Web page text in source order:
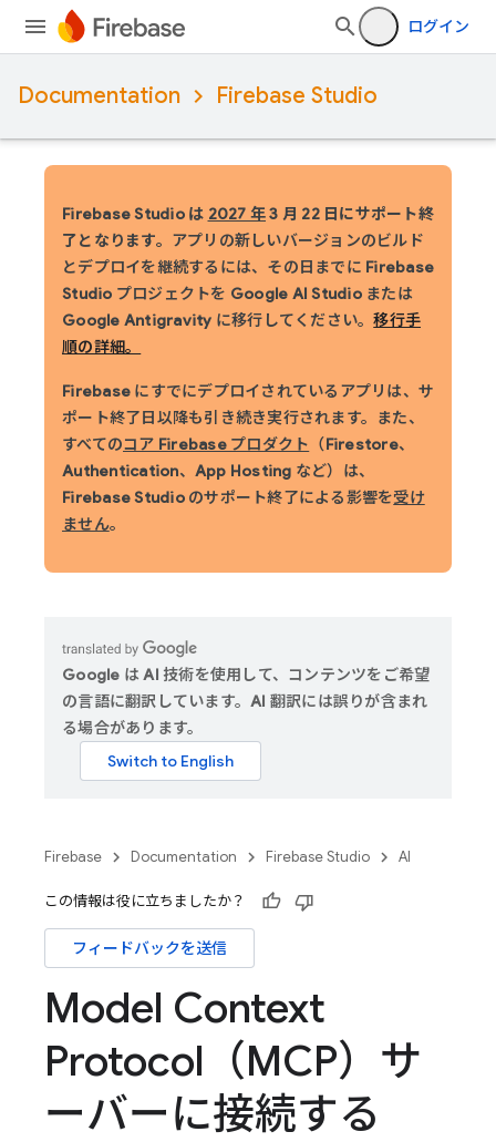
ログイン
Documentation Firebase Studio
Firebase Studio は 2027 年3 月 22 日にサポート終
了となります。 アプリの新しいバージョンのビルド
とデプロイを継続するには、その日までに Firebase
Studio プロジェクトを Google AI Studio または
Google Antigravity に移行してください。移行手
順の詳細。
Firebase にすでにデプロイされているアプリは、サ
ポート終了日以降も引き続き実行されます。
また、
すべてのコア Firebase プロダクト （Firestore、
Authentication、App Hosting など）は、
Firebase Studio のサポート終了による影響を受け
ません。
Google は AI 技術を使用して、コンテンツをご希望
の言語に翻訳しています。AI 翻訳には誤りが含まれ
る場合があります。
Firebase Documentation Firebase Studio AI
この情報は役に立ちましたか？
フィードバックを送信
Model Context
Protocol（MCP）サ
ーバーに接続する